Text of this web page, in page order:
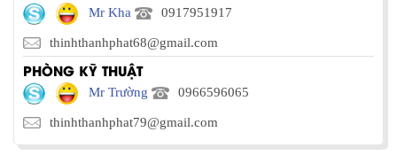
Mr Kha 0917951917
thinhthanhphat68@gmail.com
PHÒNG KỸ THUẬT
Mr Trường 0966596065
thinhthanhphat79@gmail.com